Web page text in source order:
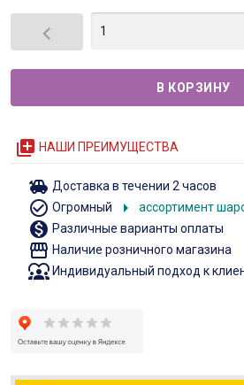

queue НАШИ ПРЕИМУЩЕСТВА
toys Доставка в течении 2 часов
check_circle_outline Огромный arrow_right ассортимент
monetization_on Различные варианты оплаты
storefront Наличие розничного магазина
diversity_1Индивидуальный подход к